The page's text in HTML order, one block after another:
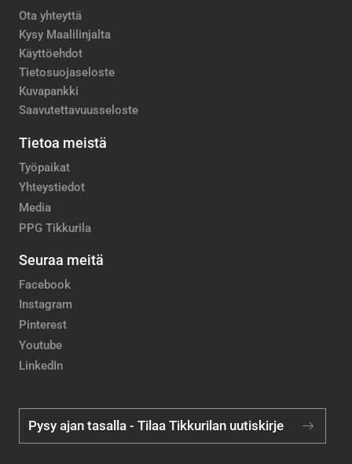
Ota yhteyttä
Kysy Maalilinjalta
Käyttöehdot
Tietosuojaseloste
Kuvapankki
Saavutettavuusseloste
Tietoa meistä
Työpaikat
Yhteystiedot
Media
PPG Tikkurila
Seuraa meitä
Facebook
Instagram
Pinterest
Youtube
LinkedIn
Pysy ajan tasalla - Tilaa Tikkurilan uutiskirje